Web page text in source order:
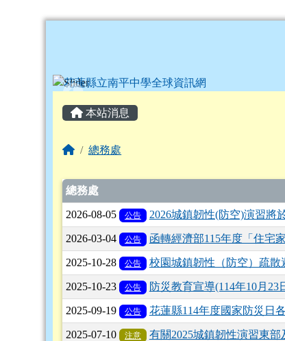
花蓮縣立南平中學全球
主內容區域
本站消息
回首頁
總務處
文章列表
總務處
2026-08-05 公告 2026城鎮韌性(防空)演習將
2026-03-04 公告 函轉經濟部115年度「住宅
2025-10-28 公告 校園城鎮韌性（防空）疏散
2025-10-23 公告 防災教育宣導(114年10月23
2025-09-19 公告 花蓮縣114年度國家防災日
2025-07-10 注意 有關2025城鎮韌性演習東部
頁尾區域